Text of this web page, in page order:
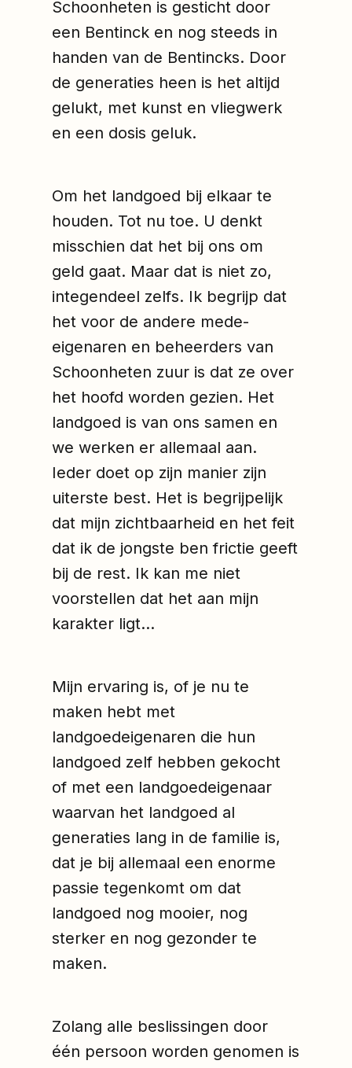
Schoonheten is gesticht door
een Bentinck en nog steeds in
handen van de Bentincks. Door
de generaties heen is het altijd
gelukt, met kunst en vliegwerk
en een dosis geluk.
Om het landgoed bij elkaar te
houden. Tot nu toe. U denkt
misschien dat het bij ons om
geld gaat. Maar dat is niet zo,
integendeel zelfs. Ik begrijp dat
het voor de andere mede-
eigenaren en beheerders van
Schoonheten zuur is dat ze over
het hoofd worden gezien. Het
landgoed is van ons samen en
we werken er allemaal aan.
Ieder doet op zijn manier zijn
uiterste best. Het is begrijpelijk
dat mijn zichtbaarheid en het feit
dat ik de jongste ben frictie geeft
bij de rest. Ik kan me niet
voorstellen dat het aan mijn
karakter ligt...
Mijn ervaring is, of je nu te
maken hebt met
landgoedeigenaren die hun
landgoed zelf hebben gekocht
of met een landgoedeigenaar
waarvan het landgoed al
generaties lang in de familie is,
dat je bij allemaal een enorme
passie tegenkomt om dat
landgoed nog mooier, nog
sterker en nog gezonder te
maken.
Zolang alle beslissingen door
één persoon worden genomen is